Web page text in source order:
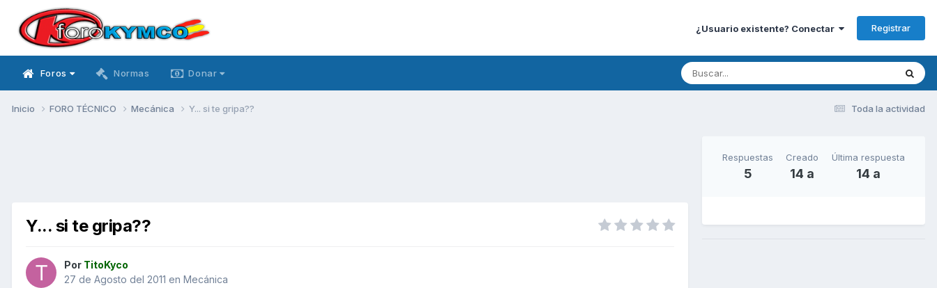
¿Usuario existente? Conectar Registrar
Foros Normas Donar
Toda la actividad
Inicio FORO TÉCNICO Mecánica Y... si te gripa??
Y... si te gripa??
Por TitoKyco
27 de Agosto del 2011 en Mecánica
Respuestas
5
Creado
14 a
Última respuesta
14 a